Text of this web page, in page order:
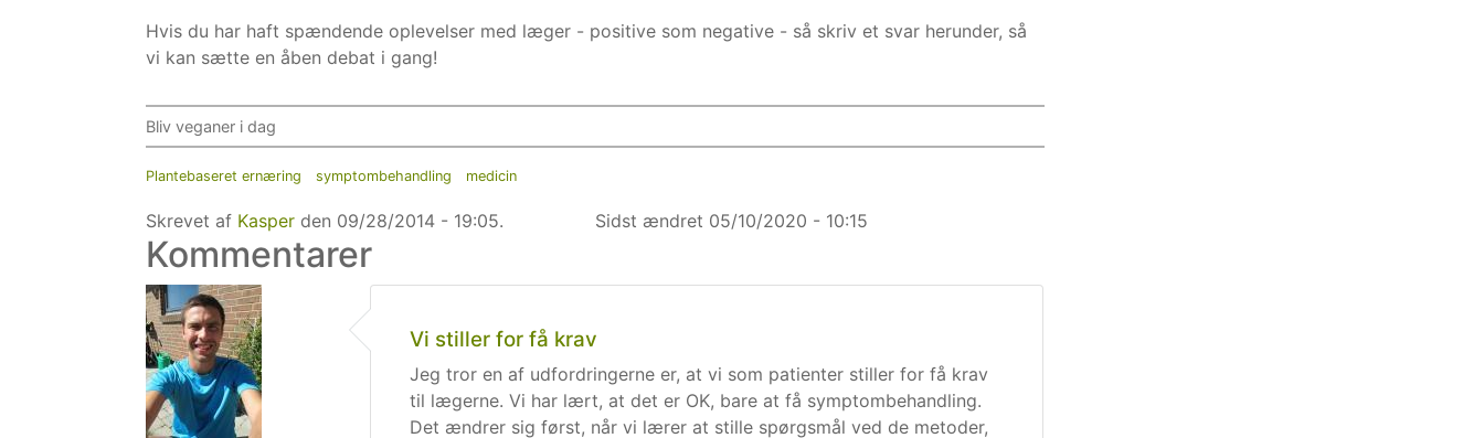
Hvis du har haft spændende oplevelser med læger - positive som negative - så skriv et svar herunder, så
vi kan sætte en åben debat i gang!
Bliv veganer i dag
Plantebaseret ernæring symptombehandling medicin
Skrevet af Kasper den 09/28/2014 - 19:05. Sidst ændret 05/10/2020 - 10:15
Kommentarer
Vi stiller for få krav
Jeg tror en af udfordringerne er, at vi som patienter stiller for få krav
til lægerne. Vi har lært, at det er OK, bare at få symptombehandling.
Det ændrer sig først, når vi lærer at stille spørgsmål ved de metoder,